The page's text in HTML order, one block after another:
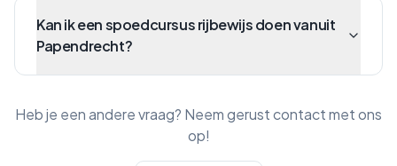
Kan ik een spoedcursus rijbewijs doen vanuit
Papendrecht?
Heb je een andere vraag? Neem gerust contact met ons
op!